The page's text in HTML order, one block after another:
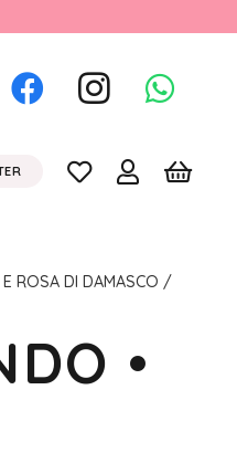
ROSA DI DAMASCO /
•